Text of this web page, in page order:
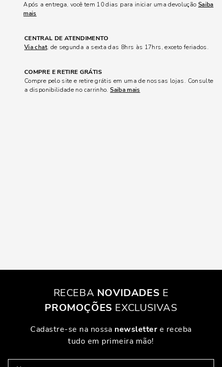
Após a entrega, você tem 10 dias para iniciar uma devolução Saiba
mais
CENTRAL DE ATENDIMENTO
Via chat, de segunda a sexta das 8hrs às 17hrs, exceto feriados.
COMPRE E RETIRE GRÁTIS
Compre pelo site e retire grátis em uma de nossas lojas. Consulte
a disponibilidade no carrinho.Saiba mais
RECEBA NOVIDADES E
PROMOÇÕES EXCLUSIVAS
Cadastre-se na nossa newslettere receba
tudo em primeira mão!